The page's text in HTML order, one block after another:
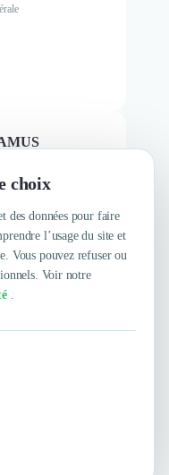
choix
des données pour faire
l’usage du site et
Vous pouvez refuser ou
Voir notre
.
!